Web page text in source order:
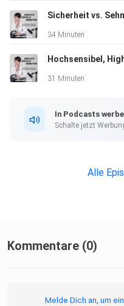
auszurichten.
34 Minuten
31 Minuten
In Podcasts
Schalte jetzt
Alle
Kommentare (0)
Melde Dich an, um